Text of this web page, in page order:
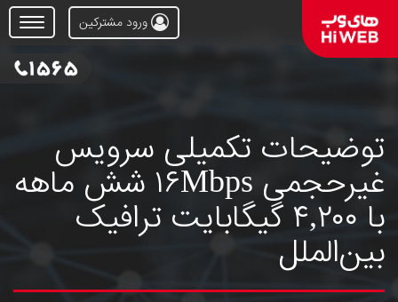
Open
Menu
ورود مشترکین
توضیحات تکمیلی سرویس
غیرحجمی ۱۶Mbps شش ماهه
با ۴,۲۰۰ گیگابایت ترافیک
بین‌الملل